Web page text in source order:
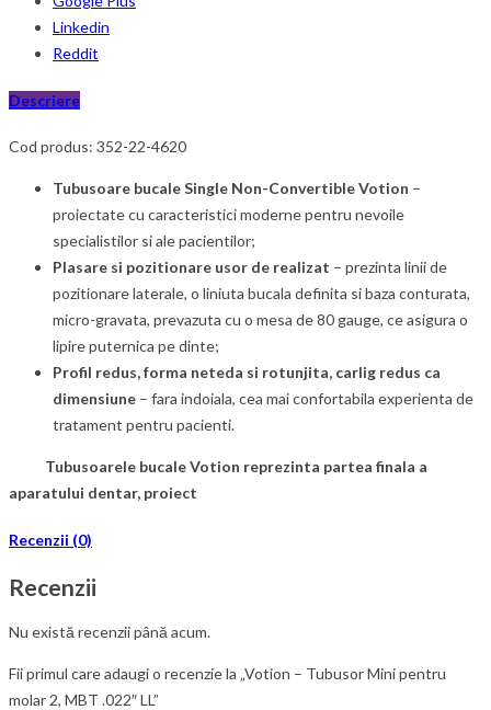
Linkedin
Reddit
Descriere
Cod produs: 352-22-4620
Tubusoare bucale Single Non-Convertible Votion –
proiectate cu caracteristici moderne pentru nevoile
specialistilor si ale pacientilor;
Plasare si pozitionare usor de realizat – prezinta linii de
pozitionare laterale, o liniuta bucala definita si baza conturata,
micro-gravata, prevazuta cu o mesa de 80 gauge, ce asigura o
lipire puternica pe dinte;
Profil redus, forma neteda si rotunjita, carlig redus ca
dimensiune – fara indoiala, cea mai confortabila experienta de
tratament pentru pacienti.
Tubusoarele bucale Votion reprezinta partea finala a
aparatului dentar, proiect
Recenzii (0)
Recenzii
Nu există recenzii până acum.
Fii primul care adaugi o recenzie la „Votion – Tubusor Mini pentru
molar 2, MBT .022″ LL”